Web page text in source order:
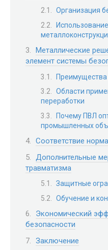
Организация
Металлические
элемент системы
Преимущества
Области
переработки
Почему ПВЛ
промышленных
Соответствие
Дополнительные
травматизма
Защитные
Обучение и
Экономический
безопасности
Заключение